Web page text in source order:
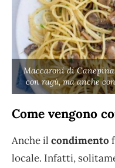
Maccaroni di
con ragù, ma anche
Come vengono
Anche il condimento
locale. Infatti,